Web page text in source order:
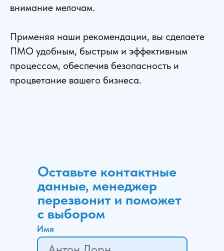
внимание мелочам.
Применяя наши рекомендации, вы сделаете
ПМО удобным, быстрым и эффективным
процессом, обеспечив безопасность и
процветание вашего бизнеса.
Оставьте контактные
данные, менеджер
перезвонит и поможет
с выбором
Имя